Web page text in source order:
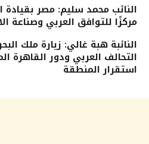
النائب محمد سليم: مصر
مركزًا للتوافق العربي وصناعة
النائبة هبة غالي: زيارة ملك
التحالف العربي ودور القاهرة
استقرار المنطقة